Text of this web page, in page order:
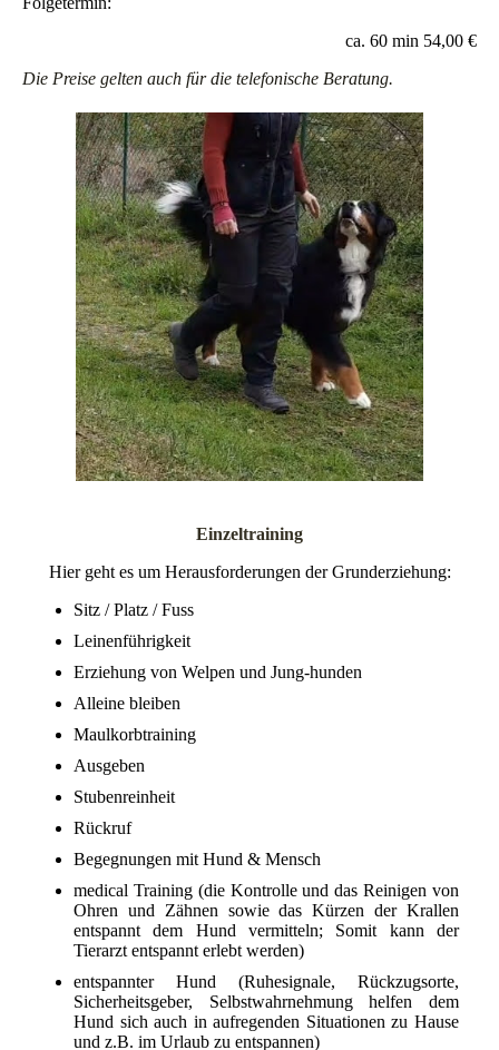
ca. 60 min 54,00 €
Die Preise gelten auch für die telefonische Beratung.
Einzeltraining
Hier geht es um Herausforderungen der Grunderziehung:
Sitz / Platz / Fuss
Leinenführigkeit
Erziehung von Welpen und Jung-hunden
Alleine bleiben
Maulkorbtraining
Ausgeben
Stubenreinheit
Rückruf
Begegnungen mit Hund & Mensch
medical Training (die Kontrolle und das Reinigen von
Ohren und Zähnen sowie das Kürzen der Krallen
entspannt dem Hund vermitteln; Somit kann der
Tierarzt entspannt erlebt werden)
entspannter Hund (Ruhesignale, Rückzugsorte,
Sicherheitsgeber, Selbstwahrnehmung helfen dem
Hund sich auch in aufregenden Situationen zu Hause
und z.B. im Urlaub zu entspannen)